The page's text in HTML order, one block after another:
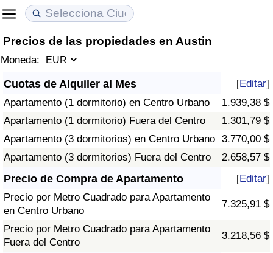
Precios de las propiedades en Austin
Moneda:
Cuotas de Alquiler al Mes [Editar]
Apartamento (1 dormitorio) en Centro Urbano
1.939,38 $
Apartamento (1 dormitorio) Fuera del Centro
1.301,79 $
Apartamento (3 dormitorios) en Centro Urbano 3.770,00 $
Apartamento (3 dormitorios) Fuera del Centro
2.658,57 $
Precio de Compra de Apartamento [Editar]
Precio por Metro Cuadrado para Apartamento
en Centro Urbano
7.325,91 $
Precio por Metro Cuadrado para Apartamento
Fuera del Centro
3.218,56 $
Coste de vida
Índice de Costo de Vida (Actual)
Índice de Costo de Vida
Índice de costo de vida por país
Precios de las propiedades
Índice de Precios de Inmuebles (Actual)
Índice de Precios de Inmuebles
Índice de Precios de Inmuebles por País
Calidad de Vida
Índice de Calidad de Vida
Índice de Calidad de Vida (Actual)
Índice de calidad de vida por país
Calificación del Índice de Criminalidad
(Actual)
Índice de Criminalidad